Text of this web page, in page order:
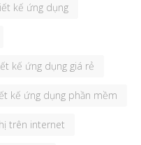
kế ứng dụng
kế ứng dụng giá rẻ
kế ứng dụng phần mềm
trên internet